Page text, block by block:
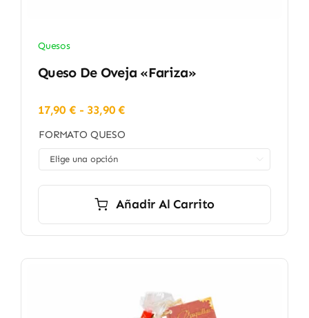
Quesos
Queso De Oveja «Fariza»
17,90 € - 33,90€Rango
precios:
desde
FORMATO QUESO
Añadir Al Carrito